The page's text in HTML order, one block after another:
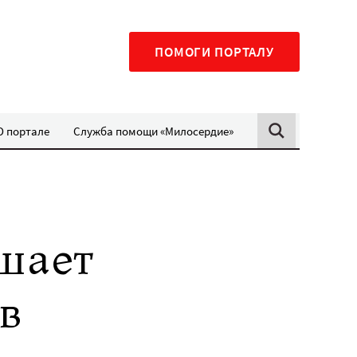
ПОМОГИ ПОРТАЛУ
портале Служба помощи «Милосердие»